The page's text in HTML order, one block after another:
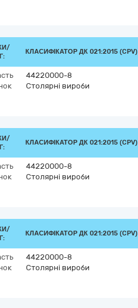
КЛАСИФІКАТОР ДК 021:2015 (CPV)
44220000-8
Столярні вироби
КЛАСИФІКАТОР ДК 021:2015 (CPV)
44220000-8
Столярні вироби
КЛАСИФІКАТОР ДК 021:2015 (CPV)
44220000-8
Столярні вироби